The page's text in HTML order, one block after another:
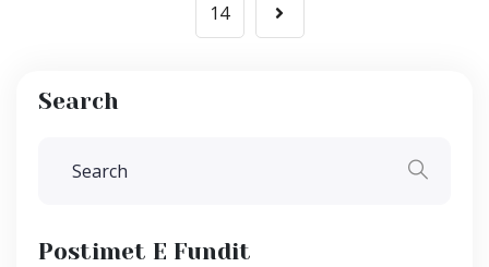
14
Search
Postimet E Fundit